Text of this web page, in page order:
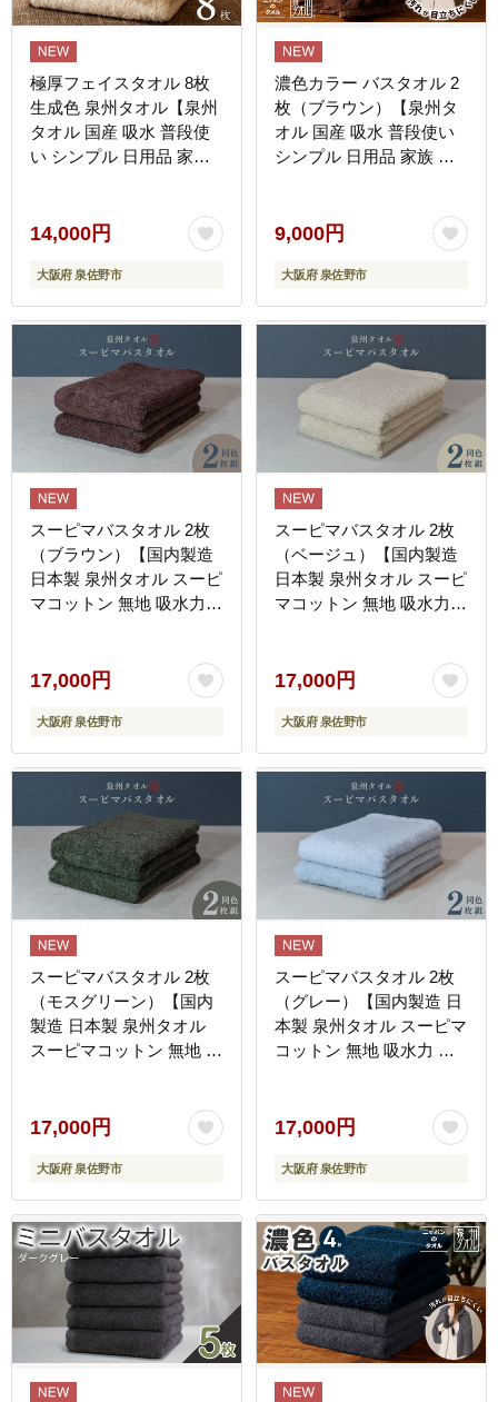
極厚フェイスタオル 8枚
生成色 泉州タオル【泉州
タオル 国産 吸水 普段使
い シンプル 日用品 家族
14,000円
大阪府 泉佐野市
濃色カラー バスタオル 2
枚（ブラウン）【泉州タ
オル 国産 吸水 普段使い
シンプル 日用品 家族 フ
9,000円
大阪府 泉佐野市
スーピマバスタオル 2枚
（ブラウン）【国内製造
日本製 泉州タオル スーピ
マコットン 無地 吸水力
17,000円
大阪府 泉佐野市
スーピマバスタオル 2枚
（ベージュ）【国内製造
日本製 泉州タオル スーピ
マコットン 無地 吸水力
17,000円
大阪府 泉佐野市
スーピマバスタオル 2枚
（モスグリーン）【国内
製造 日本製 泉州タオル
スーピマコットン 無地 吸
17,000円
大阪府 泉佐野市
スーピマバスタオル 2枚
（グレー）【国内製造 日
本製 泉州タオル スーピマ
コットン 無地 吸水力 耐
17,000円
大阪府 泉佐野市